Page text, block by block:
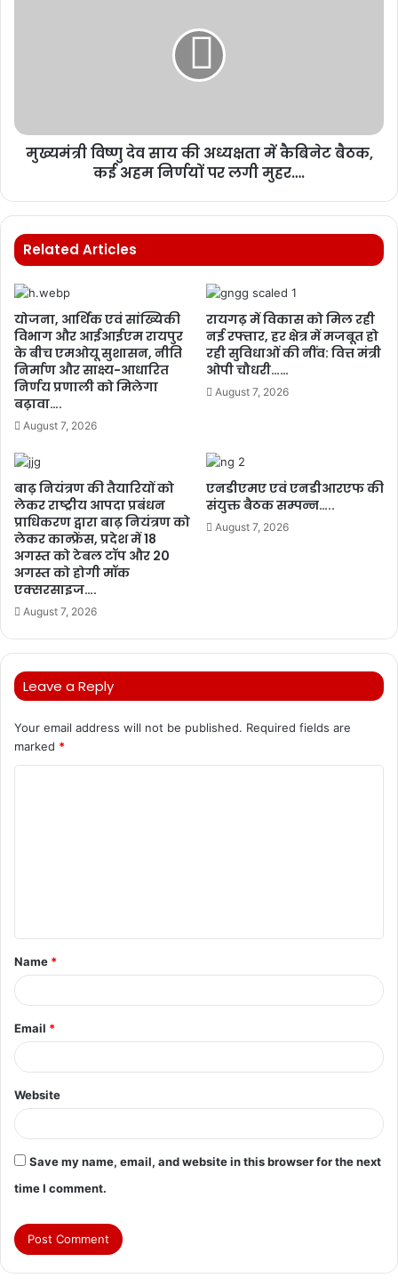
मुख्यमंत्री विष्णु देव साय की अध्यक्षता में कैबिनेट बैठक,
कई अहम निर्णयों पर लगी मुहर….
Related Articles
योजना, आर्थिक एवं सांख्यिकी
विभाग और आईआईएम रायपुर
के बीच एमओयू सुशासन, नीति
निर्माण और साक्ष्य-आधारित
निर्णय प्रणाली को मिलेगा
बढ़ावा….
August 7, 2026
रायगढ़ में विकास को मिल रही
नई रफ्तार, हर क्षेत्र में मजबूत हो
रही सुविधाओं की नींव: वित्त मंत्री
ओपी चौधरी……
August 7, 2026
बाढ़ नियंत्रण की तैयारियों को
लेकर राष्ट्रीय आपदा प्रबंधन
प्राधिकरण द्वारा बाढ़ नियंत्रण को
लेकर कान्फ्रेंस, प्रदेश में 18
अगस्त को टेबल टॉप और 20
अगस्त को होगी मॉक
एक्सरसाइज….
August 7, 2026
एनडीएमए एवं एनडीआरएफ की
संयुक्त बैठक सम्पन्न…..
August 7, 2026
Leave a Reply
Your email address will not be published. Required fields are
marked *
t
*
Name *
Email *
Website
Save my name, email, and website in this browser for the next
time I comment.